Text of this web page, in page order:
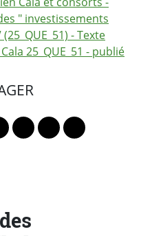
" investissements
- Texte
25_QUE_51 - publié
Mastodon
profil Bluesky
le profil Instagram
vers le profil Linkedin
Lien vers le profil
Lien vers le profil
Partager par